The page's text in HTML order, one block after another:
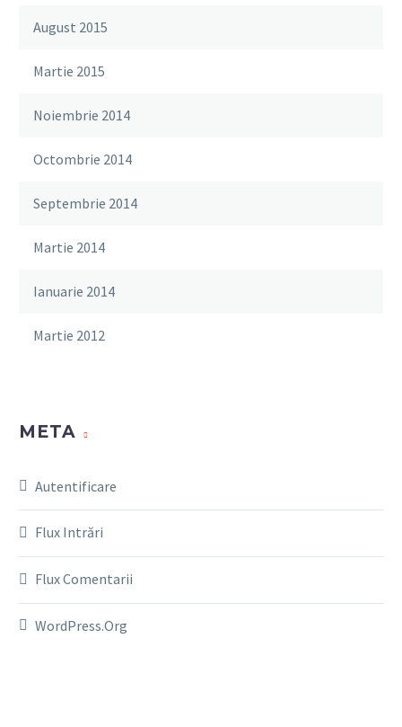
August 2015
Martie 2015
Noiembrie 2014
Octombrie 2014
Septembrie 2014
Martie 2014
Ianuarie 2014
Martie 2012
META
Autentificare
Flux Intrări
Flux Comentarii
WordPress.org